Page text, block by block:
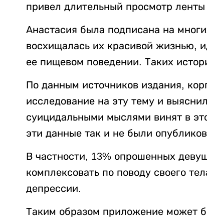
привел длительный просмотр
Анастасия была подписана на
восхищалась их красивой жизнью,
ее пищевом поведении. Таких
По данным источников издания,
исследование на эту тему и
суицидальными мыслями винят в
эти данные так и не были
В частности, 13% опрошенных
комплексовать по поводу своего
депрессии.
Таким образом приложение может